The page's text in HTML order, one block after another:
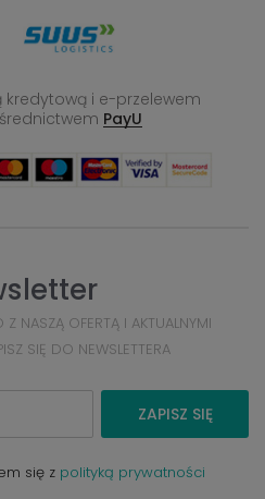
kredytową i e-przelewem
PayU
NASZĄ OFERTĄ I AKTUALNYMI
SIĘ DO NEWSLETTERA
ZAPISZ SIĘ
się z polityką prywatności